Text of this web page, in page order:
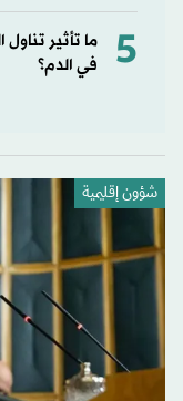
5
ما تأثير
في الدم؟
شؤون إقليمية